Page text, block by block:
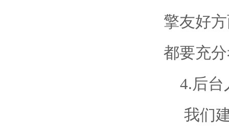
擎友好
都要充
4.后台
我们建